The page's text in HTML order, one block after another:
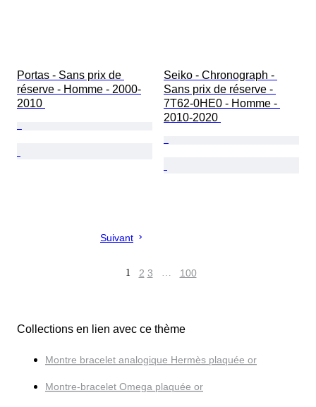
Portas - Sans prix de
réserve - Homme - 2000-
2010
Seiko - Chronograph -
Sans prix de réserve -
7T62-0HE0 - Homme -
2010-2020
Suivant
1 2 3 … 100
Collections en lien avec ce thème
Montre bracelet analogique Hermès plaquée or
Montre-bracelet Omega plaquée or